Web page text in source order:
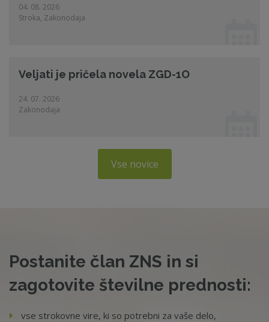
04. 08. 2026
Stroka, Zakonodaja
Veljati je pričela novela ZGD-1O
24. 07. 2026
Zakonodaja
Vse novice
Postanite član ZNS in si
zagotovite številne prednosti:
vse strokovne vire, ki so potrebni za vaše delo,